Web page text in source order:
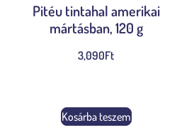
Pitéu tintahal amerikai
mártásban, 120 g
3,090Ft
Kosárba teszem